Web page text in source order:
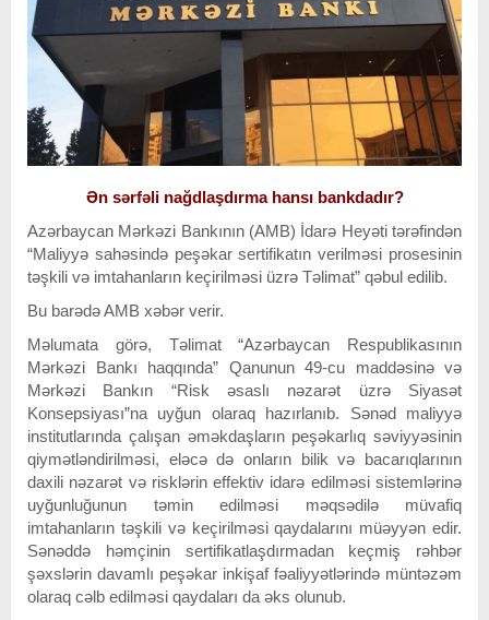
Ən sərfəli nağdlaşdırma hansı bankdadır?
Azərbaycan Mərkəzi Bankının (AMB) İdarə Heyəti tərəfindən
“Maliyyə sahəsində peşəkar sertifikatın verilməsi prosesinin
təşkili və imtahanların keçirilməsi üzrə Təlimat” qəbul edilib.
Bu barədə AMB xəbər verir.
Məlumata görə, Təlimat “Azərbaycan Respublikasının
Mərkəzi Bankı haqqında” Qanunun 49-cu maddəsinə və
Mərkəzi Bankın “Risk əsaslı nəzarət üzrə Siyasət
Konsepsiyası”na uyğun olaraq hazırlanıb. Sənəd maliyyə
institutlarında çalışan əməkdaşların peşəkarlıq səviyyəsinin
qiymətləndirilməsi, eləcə də onların bilik və bacarıqlarının
daxili nəzarət və risklərin effektiv idarə edilməsi sistemlərinə
uyğunluğunun təmin edilməsi məqsədilə müvafiq
imtahanların təşkili və keçirilməsi qaydalarını müəyyən edir.
Sənəddə həmçinin sertifikatlaşdırmadan keçmiş rəhbər
şəxslərin davamlı peşəkar inkişaf fəaliyyətlərində müntəzəm
olaraq cəlb edilməsi qaydaları da əks olunub.